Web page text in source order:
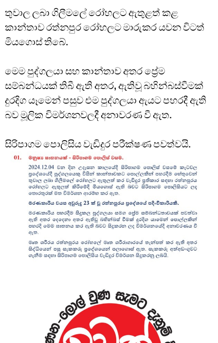
තුවාල ලබා ගිලීමලේ රෝහලට ඇතුළත් කළ
කාන්තාව රත්නපුර රෝහලට මාරුකර යවන විටත්
මියගොස් තිබේ.
මෙම පුද්ගලයා සහ කාන්තාව අතර ප්‍රේම
සම්බන්ධයක් තිබී ඇති අතර, ඇතිවූ බහින්බස්වීමක්
දුරදිග යෑමෙන් පසුව එම පුද්ගලයා ඇයට පහරදී ඇති
බව මූලික විමර්ශනවලදී අනාවරණ වී ඇත.
සිරිපාගම පොලිසිය වැඩිදුර පරීක්ෂණ පවත්වයි.